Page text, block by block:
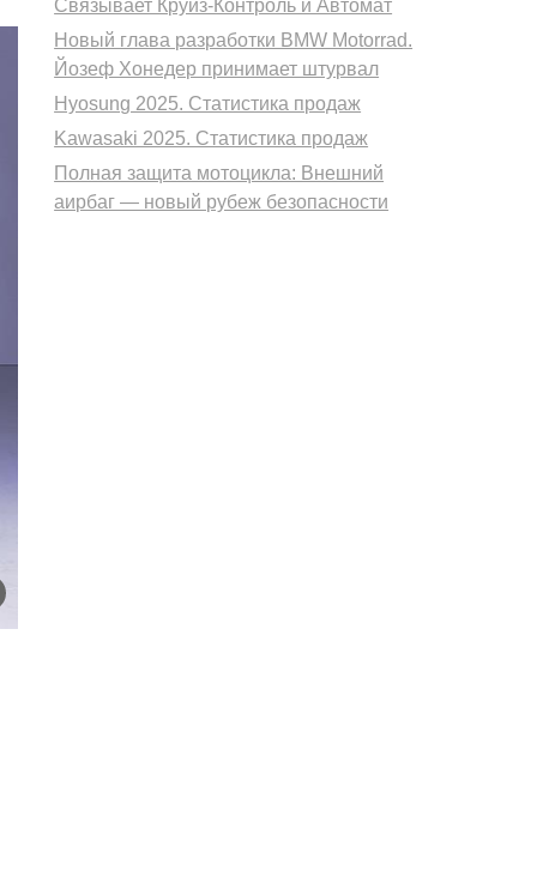
Связывает Круиз-Контроль и Автомат
Новый глава разработки BMW Motorrad.
Йозеф Хонедер принимает штурвал
Hyosung 2025. Статистика продаж
Kawasaki 2025. Статистика продаж
Полная защита мотоцикла: Внешний
аирбаг — новый рубеж безопасности